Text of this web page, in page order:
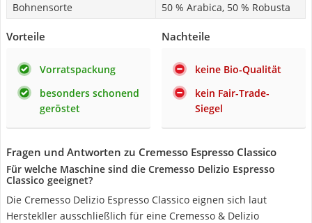
Bohnensorte
50 % Arabica, 50 % Robusta
Vorteile
Vorratspackung
besonders schonend
geröstet
Nachteile
keine Bio-Qualität
kein Fair-Trade-
Siegel
Fragen und Antworten zu Cremesso Espresso Classico
Für welche Maschine sind die Cremesso Delizio Espresso
Classico geeignet?
Die Cremesso Delizio Espresso Classico eignen sich laut
Herstekller ausschließlich für eine Cremesso & Delizio